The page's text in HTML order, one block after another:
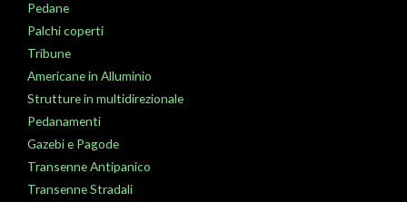
Pedane
Palchi coperti
Tribune
Americane in Alluminio
Strutture in multidirezionale
Pedanamenti
Gazebi e Pagode
Transenne Antipanico
Transenne Stradali